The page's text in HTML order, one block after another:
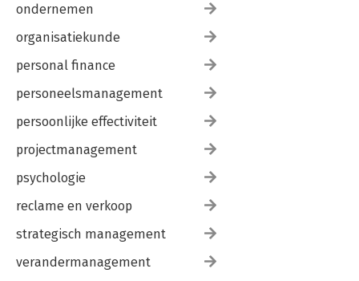
ondernemen
organisatiekunde
personal finance
personeelsmanagement
persoonlijke effectiviteit
projectmanagement
psychologie
reclame en verkoop
strategisch management
verandermanagement